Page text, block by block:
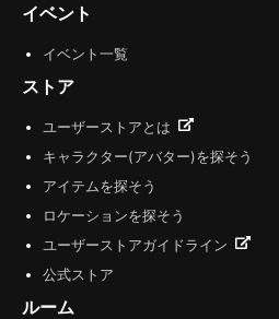
イベント
イベント一覧
ストア
ユーザーストアとは
キャラクター(アバター)を探そう
アイテムを探そう
ロケーションを探そう
ユーザーストアガイドライン
公式ストア
ルーム